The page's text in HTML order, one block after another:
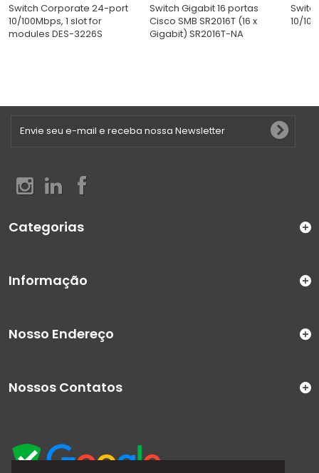
Switch Corporate 24-port
10/100Mbps, 1 slot for
modules DES-3226S
Switch Gigabit 16 portas
Cisco SMB SR2016T (16 x
Gigabit) SR2016T-NA
10/
Categorias
Informação
Nosso Endereço
Nossos Contatos